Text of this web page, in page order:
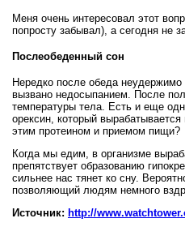
Меня очень интересовал этот
попросту забывал), а сегодня не
Послеобеденный сон
Нередко после обеда неудержимо
вызвано недосыпанием. После
температуры тела. Есть и еще
орексин, который
этим протеином и приемом пищи?
Когда мы едим, в организме
препятствует образованию
сильнее нас тянет ко сну.
позволяющий людям немного
Источник: http://